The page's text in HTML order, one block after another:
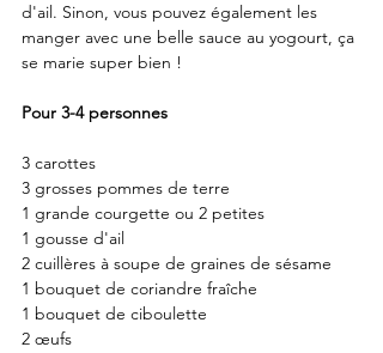
d'ail. Sinon, vous pouvez également les
manger avec une belle sauce au yogourt, ça
se marie super bien !
Pour 3-4 personnes
3 carottes
3 grosses pommes de terre
1 grande courgette ou 2 petites
1 gousse d'ail
2 cuillères à soupe de graines de sésame
1 bouquet de coriandre fraîche
1 bouquet de ciboulette
2 œufs